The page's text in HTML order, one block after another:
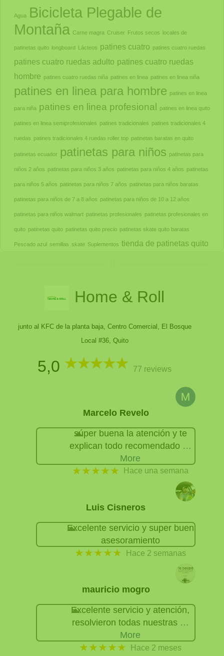
Agua
Bicicleta Plegable de
Montaña Carne magra Cruiser Frutos secos locales de
patinetas quito longboard Lácteos patines cuatro patines cuatro ruedas
patines cuatro ruedas adulto patines cuatro ruedas
hombre patines cuatro ruedas niña patines en linea patines en linea niña
patines en linea para hombre patines en linea
para niña patines en linea profesional patines en linea quito
patines en linea semiprofesionales patines tradicionales patines tradicionales 4
ruedas patines tradicionales 4 ruedas roller top patinetas baratas en quito
patinetas ecuador patinetas para niños patinetas para
niños 2 años patinetas para niños 3 años patinetas para niños 4 años patinetas
para niños 5 años patinetas para niños 7 años patinetas para niños baratas
patinetas para niños de 7 a 8 años patinetas para niños de 10 a 12 años
patinetas para niños walmart patinetas profesionales patinetas profesionales en
quito patinetas quito patinetas quito precio patinetas skate quito baratas
Pescado azul semillas skate Suplementos tienda de patinetas quito
Home & Roll
junto al KFC de la planta baja, Centro Comercial, El Bosque
Local #36, Quito
5,0 77 reviews
Marcelo Revelo
súper buena la atención y te
explican todo recomendado …
More
★★★★★ Hace una semana
Luis Cisneros
Excelente servicio y super buen
asesoramiento
★★★★★ Hace 2 semanas
mauricio mogro
Excelente servicio y atención,
resolvieron todas nuestras …
More
★★★★★ Hace 2 meses